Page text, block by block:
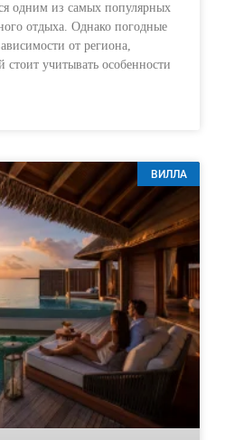
одним из самых популярных
отдыха. Однако погодные
от региона,
стоит учитывать особенности
ВИЛЛА